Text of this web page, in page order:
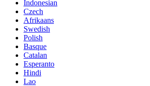
Indonesian
Czech
Afrikaans
Swedish
Polish
Basque
Catalan
Esperanto
Hindi
Lao